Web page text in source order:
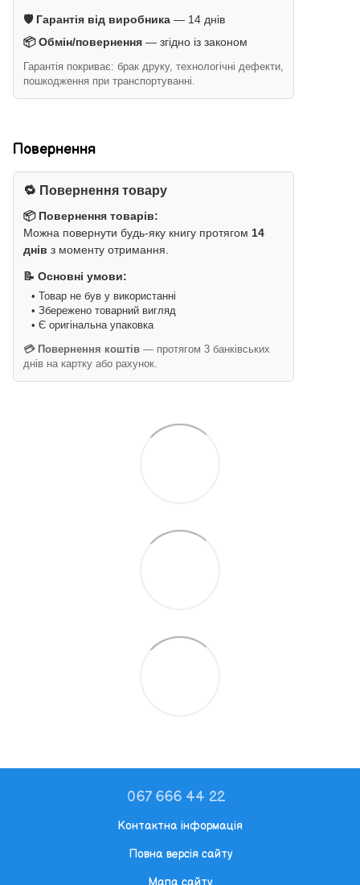
🛡️ Гарантія від виробника — 14 днів
📦 Обмін/повернення — згідно із законом
Гарантія покриває: брак друку, технологічні дефекти,
пошкодження при транспортуванні.
Повернення
🔁 Повернення товару
📦 Повернення товарів:
Можна повернути будь-яку книгу протягом 14
днів з моменту отримання.
📝 Основні умови:
• Товар не був у використанні
• Збережено товарний вигляд
• Є оригінальна упаковка
💳 Повернення коштів — протягом 3 банківських
днів на картку або рахунок.
067 666 44 22
Контактна інформація
Повна версія сайту
Мапа сайту